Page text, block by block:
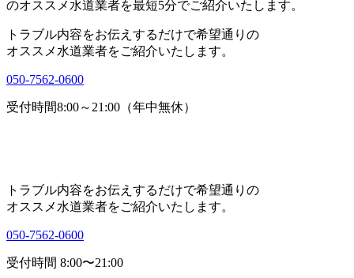
トラブル内容をお伝えするだけで希望通りの
オススメ水道業者をご紹介いたします。
050-7562-0600
受付時間8:00～21:00（年中無休）
トラブル内容をお伝えするだけで希望通りの
オススメ水道業者をご紹介いたします。
050-7562-0600
受付時間 8:00〜21:00